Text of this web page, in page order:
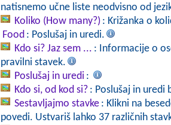
natisnemo učne liste neodvisno od
Koliko (How many?) : Križanka o
Food : Poslušaj in uredi.
Kdo si? Jaz sem ... : Informacije o
pravilni stavek.
Poslušaj in uredi :
Kdo si, od kod si? : Poslušaj in uredi
Sestavljajmo stavke : Klikni na
povedi. Ustvariš lahko 37 različnih